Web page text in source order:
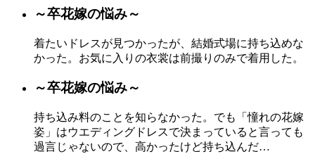
～卒花嫁の悩み～
着たいドレスが見つかったが、 結婚式場に持ち込めな
かった。 お気に入りの衣裳は前撮りのみで着用した。
～卒花嫁の悩み～
持ち込み料のことを知らなかった。 でも「憧れの花嫁
姿」はウエディングドレスで決まっていると言っても
過言じゃないので、高かったけど持ち込んだ…